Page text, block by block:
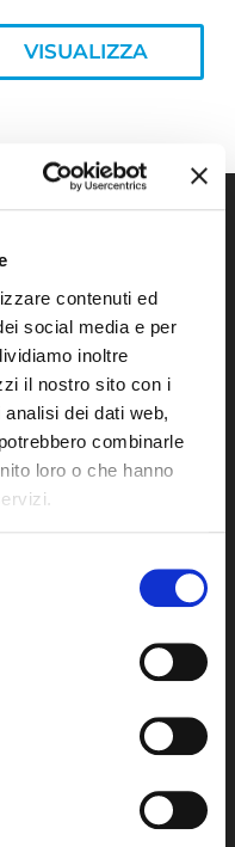
contenuti ed
social media e per
inoltre
il nostro sito con i
dei dati web,
combinarle
loro o che hanno
VISUALIZZA